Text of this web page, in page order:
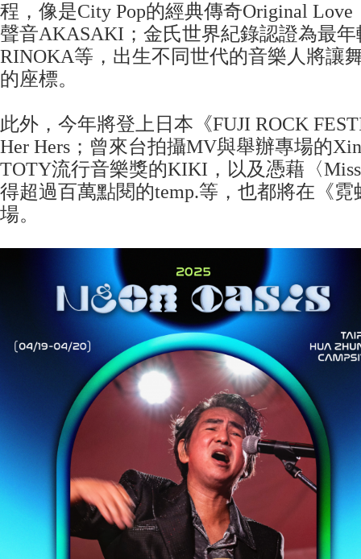
程，像是City Pop的經典傳奇Original
聲音AKASAKI；金氏世界紀錄認證為最年
RINOKA等，出生不同世代的音樂人將讓
的座標。
此外，今年將登上日本《FUJI ROCK
Her Hers；曾來台拍攝MV與舉辦專場的
TOTY流行音樂獎的KIKI，以及憑藉〈
得超過百萬點閱的temp.等，也都將在《
場。